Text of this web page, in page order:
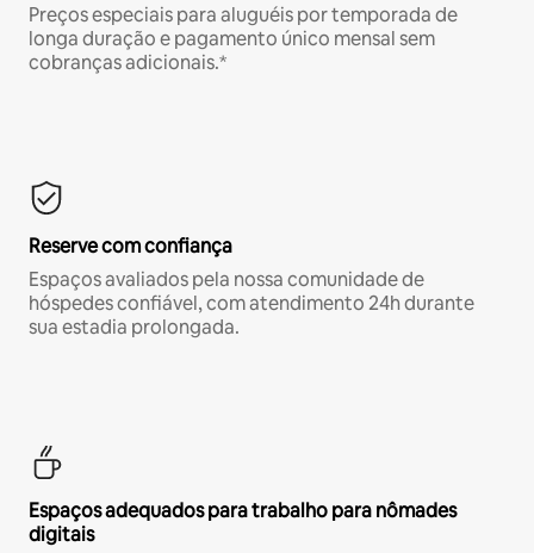
Preços especiais para aluguéis por temporada de
longa duração e pagamento único mensal sem
cobranças adicionais.*
Reserve com confiança
Espaços avaliados pela nossa comunidade de
hóspedes confiável, com atendimento 24h durante
sua estadia prolongada.
Espaços adequados para trabalho para nômades
digitais